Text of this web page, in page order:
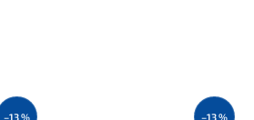
–13 % –13 %